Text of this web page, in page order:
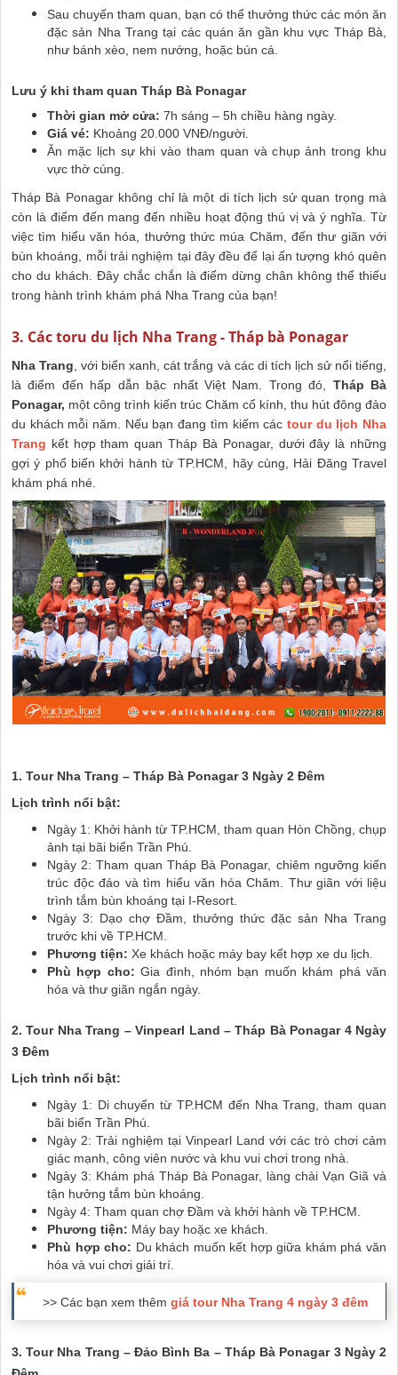
Sau chuyến tham quan, bạn có thể thưởng thức các món ăn
đặc sản Nha Trang tại các quán ăn gần khu vực Tháp Bà,
như bánh xèo, nem nướng, hoặc bún cá.
Lưu ý khi tham quan Tháp Bà Ponagar
Thời gian mở cửa: 7h sáng – 5h chiều hàng ngày.
Giá vé: Khoảng 20.000 VNĐ/người.
Ăn mặc lịch sự khi vào tham quan và chụp ảnh trong khu
vực thờ cúng.
Tháp Bà Ponagar không chỉ là một di tích lịch sử quan trọng mà
còn là điểm đến mang đến nhiều hoạt động thú vị và ý nghĩa. Từ
việc tìm hiểu văn hóa, thưởng thức múa Chăm, đến thư giãn với
bùn khoáng, mỗi trải nghiệm tại đây đều để lại ấn tượng khó quên
cho du khách. Đây chắc chắn là điểm dừng chân không thể thiếu
trong hành trình khám phá Nha Trang của bạn!
3. Các toru du lịch Nha Trang - Tháp bà Ponagar
Nha Trang , với biển xanh, cát trắng và các di tích lịch sử nổi tiếng,
là điểm đến hấp dẫn bậc nhất Việt Nam. Trong đó, Tháp Bà
Ponagar, một công trình kiến trúc Chăm cổ kính, thu hút đông đảo
du khách mỗi năm. Nếu bạn đang tìm kiếm các tour du lịch Nha
Trang kết hợp tham quan Tháp Bà Ponagar, dưới đây là những
gợi ý phổ biến khởi hành từ TP.HCM, hãy cùng, Hải Đăng Travel
khám phá nhé.
1. Tour Nha Trang – Tháp Bà Ponagar 3 Ngày 2 Đêm
Lịch trình nổi bật:
Ngày 1: Khởi hành từ TP.HCM, tham quan Hòn Chồng, chụp
ảnh tại bãi biển Trần Phú.
Ngày 2: Tham quan Tháp Bà Ponagar, chiêm ngưỡng kiến
trúc độc đáo và tìm hiểu văn hóa Chăm. Thư giãn với liệu
trình tắm bùn khoáng tại I-Resort.
Ngày 3: Dạo chợ Đầm, thưởng thức đặc sản Nha Trang
trước khi về TP.HCM.
Phương tiện: Xe khách hoặc máy bay kết hợp xe du lịch.
Phù hợp cho: Gia đình, nhóm bạn muốn khám phá văn
hóa và thư giãn ngắn ngày.
2. Tour Nha Trang – Vinpearl Land – Tháp Bà Ponagar 4 Ngày
3 Đêm
Lịch trình nổi bật:
Ngày 1: Di chuyển từ TP.HCM đến Nha Trang, tham quan
bãi biển Trần Phú.
Ngày 2: Trải nghiệm tại Vinpearl Land với các trò chơi cảm
giác mạnh, công viên nước và khu vui chơi trong nhà.
Ngày 3: Khám phá Tháp Bà Ponagar, làng chài Vạn Giã và
tận hưởng tắm bùn khoáng.
Ngày 4: Tham quan chợ Đầm và khởi hành về TP.HCM.
Phương tiện: Máy bay hoặc xe khách.
Phù hợp cho: Du khách muốn kết hợp giữa khám phá văn
hóa và vui chơi giải trí.
>> Các bạn xem thêm giá tour Nha Trang 4 ngày 3 đêm
3. Tour Nha Trang – Đảo Bình Ba – Tháp Bà Ponagar 3 Ngày 2